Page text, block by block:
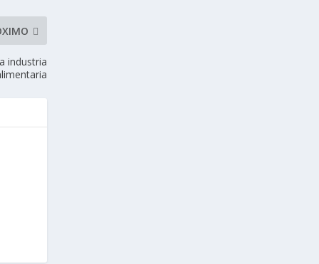
industria